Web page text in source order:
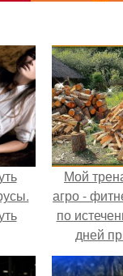
Мой
агро -
по
дней